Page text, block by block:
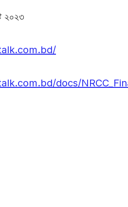
২০২৩
docs/